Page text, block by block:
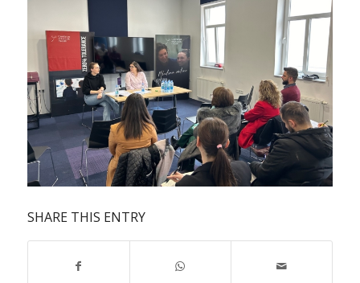
SHARE THIS ENTRY